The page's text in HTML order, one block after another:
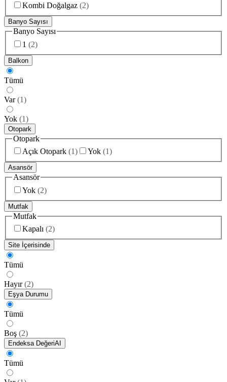
Kombi Doğalgaz (2)
Banyo Sayısı
Banyo Sayısı
1 (2)
Balkon
Tümü
Var (1)
Yok (1)
Otopark
Otopark
Açık Otopark (1) Yok (1)
Asansör
Asansör
Yok (2)
Mutfak
Mutfak
Kapalı (2)
Site İçerisinde
Tümü
Hayır (2)
Eşya Durumu
Tümü
Boş (2)
Endeksa DeğeriAI
Tümü